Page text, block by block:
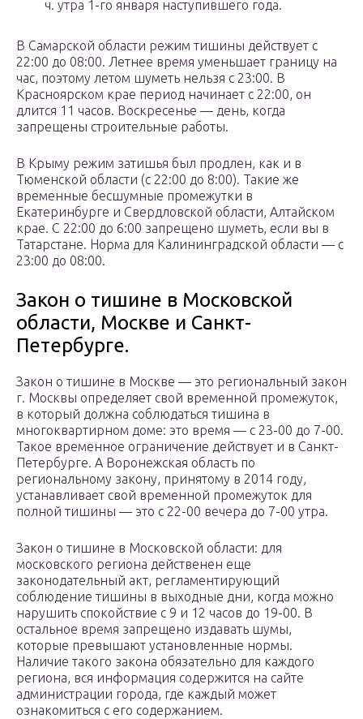
ч. утра 1-го января наступившего года.
В Самарской области режим тишины действует с
22:00 до 08:00. Летнее время уменьшает границу на
час, поэтому летом шуметь нельзя с 23:00. В
Красноярском крае период начинает с 22:00, он
длится 11 часов. Воскресенье — день, когда
запрещены строительные работы.
В Крыму режим затишья был продлен, как и в
Тюменской области (с 22:00 до 8:00). Такие же
временные бесшумные промежутки в
Екатеринбурге и Свердловской области, Алтайском
крае. С 22:00 до 6:00 запрещено шуметь, если вы в
Татарстане. Норма для Калининградской области — с
23:00 до 08:00.
Закон о тишине в Московской
области, Москве и Санкт-
Петербурге.
Закон о тишине в Москве — это региональный закон
г. Москвы определяет свой временной промежуток,
в который должна соблюдаться тишина в
многоквартирном доме: это время — с 23-00 до 7-00.
Такое временное ограничение действует и в Санкт-
Петербурге. А Воронежская область по
региональному закону, принятому в 2014 году,
устанавливает свой временной промежуток для
полной тишины — это с 22-00 вечера до 7-00 утра.
Закон о тишине в Московской области: для
московского региона действенен еще
законодательный акт, регламентирующий
соблюдение тишины в выходные дни, когда можно
нарушить спокойствие с 9 и 12 часов до 19-00. В
остальное время запрещено издавать шумы,
которые превышают установленные нормы.
Наличие такого закона обязательно для каждого
региона, вся информация содержится на сайте
администрации города, где каждый может
ознакомиться с его содержанием.